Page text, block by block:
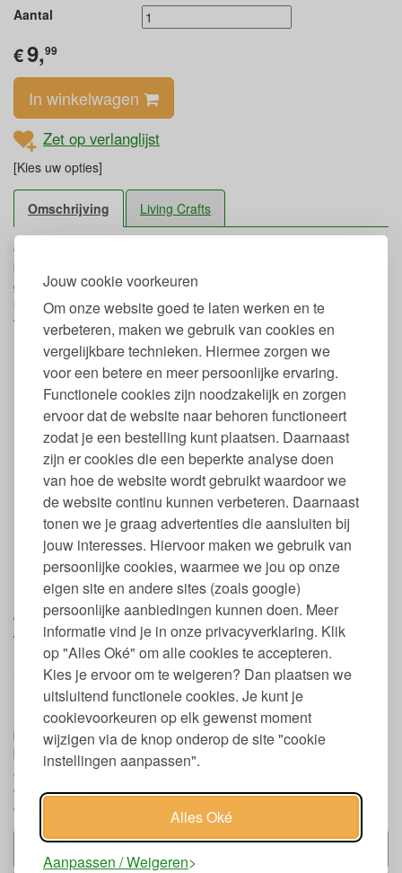
Jouw cookie voorkeuren
Om onze website goed te laten werken en te
verbeteren, maken we gebruik van cookies en
vergelijkbare technieken. Hiermee zorgen we
voor een betere en meer persoonlijke ervaring.
Functionele cookies zijn noodzakelijk en zorgen
ervoor dat de website naar behoren functioneert
zodat je een bestelling kunt plaatsen. Daarnaast
zijn er cookies die een beperkte analyse doen
van hoe de website wordt gebruikt waardoor we
de website continu kunnen verbeteren. Daarnaast
tonen we je graag advertenties die aansluiten bij
jouw interesses. Hiervoor maken we gebruik van
persoonlijke cookies, waarmee we jou op onze
eigen site en andere sites (zoals google)
persoonlijke aanbiedingen kunnen doen. Meer
informatie vind je in onze privacyverklaring. Klik
op "Alles Oké" om alle cookies te accepteren.
Kies je ervoor om te weigeren? Dan plaatsen we
uitsluitend functionele cookies. Je kunt je
cookievoorkeuren op elk gewenst moment
wijzigen via de knop onderop de site "cookie
instellingen aanpassen".
Alles Oké
Aanpassen / Weigeren
Aantal
€9,99
In winkelwagen
Zet op verlanglijst
[Kies uw opties]
Omschrijving Living Crafts
Glad gebreide comfortabele sokken gemaakt van 98 % biologisch
katoen en 2% elastan voor een goede pasvorm. Dankzij de
geribbelde brede bovenkant blijft de sok goed zitten. Deze vegan
sokken zijn GOTS gecertificeerd en geschikt voor mannen en
vrouwen. Basis sokken voor iedere dag.
Eigenschappen comfort sokken biokatoen
met elastan
98% katoen met 2% elastan
GOTS gecertificeerd
Met brede, geribbelde boord
Unisex
Vegan
Wassen op 40 graden
Maat 35 t/m 46
Verkrijgbaar in diverse kleuren
Keurmerken en labels Living Crafts sokken
Living Crafts vermijdt chemische behandelingen en spant zich in
voor goede sociaal economische standaarden bij de productie
van haar kleding.
Global Organic Textile Standard (GOTS)
Het biologische textiel dat gebruikt wordt voor de sokken van
Living Crafts voldoet aan de eisen van de GOTS. Het GOTS
keurmerk is wereldwijd het toonaangevende keurmerk voor
biologische textielverwerking. De strenge eisen die GOTS stelt
aan de volledige keten, vanaf het katoenzaadje tot aan het
eindproduct, garandeert de biologische status van het textiel en
een milieuvriendelijke en sociaal verantwoorde productie.
Past bij